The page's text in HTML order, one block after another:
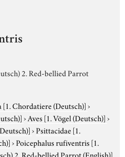
2. Red-bellied Parrot
[1. Chordatiere (Deutsch)]›
›Aves [1. Vögel (Deutsch)]›
›Psittacidae [1.
›Poicephalus rufiventris [1.
2. Red-bellied Parrot (English)]